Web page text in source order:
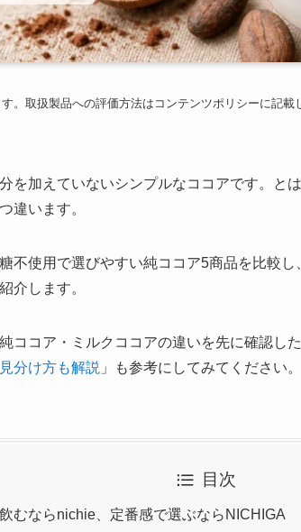
。取扱製品への評価方法はコンテンツポリシーに記載
を加えていないシンプルなココアです。と
違います。
不使用で選びやすい純ココア5商品を比較
介します。
ココア・ミルクココアの違いを先に確認し
分け方も解説 」も参考にしてみてください。
目次
むならnichie、定番感で選ぶならNICHIGA